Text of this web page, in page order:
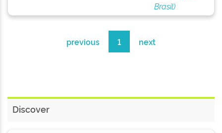
Brasil)
previous 1 next
Discover